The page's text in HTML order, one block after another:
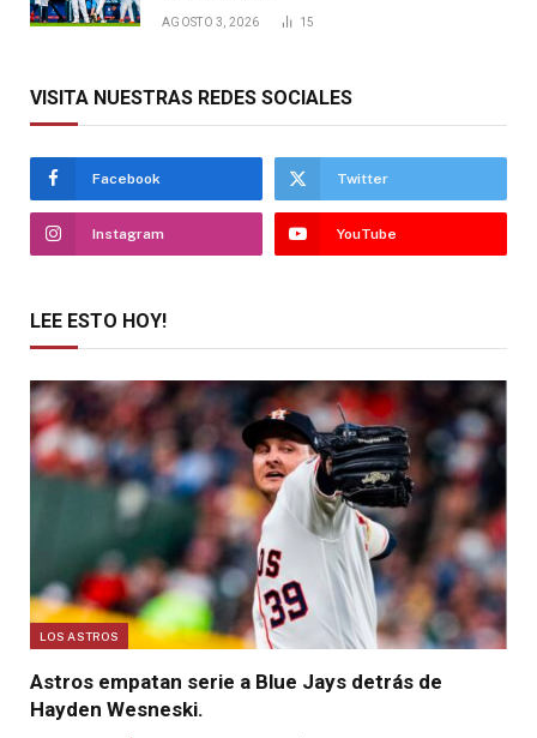
AGOSTO 3, 2026 15
VISITA NUESTRAS REDES SOCIALES
Facebook Twitter
Instagram YouTube
LEE ESTO HOY!
LOS ASTROS
Astros empatan serie a Blue Jays detrás de
Hayden Wesneski.